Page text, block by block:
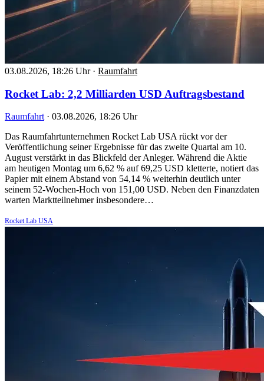
03.08.2026, 18:26 Uhr · Raumfahrt
Rocket Lab: 2,2 Milliarden USD Auftragsbestand
Raumfahrt · 03.08.2026, 18:26 Uhr
Das Raumfahrtunternehmen Rocket Lab USA rückt vor der
Veröffentlichung seiner Ergebnisse für das zweite Quartal am 10.
August verstärkt in das Blickfeld der Anleger. Während die Aktie
am heutigen Montag um 6,62 % auf 69,25 USD kletterte, notiert das
Papier mit einem Abstand von 54,14 % weiterhin deutlich unter
seinem 52-Wochen-Hoch von 151,00 USD. Neben den Finanzdaten
warten Marktteilnehmer insbesondere…
Rocket Lab USA